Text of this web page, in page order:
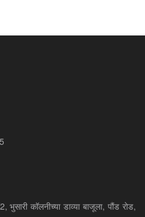
कॉलनीच्या डाव्या बाजूला, पौंड रोड,